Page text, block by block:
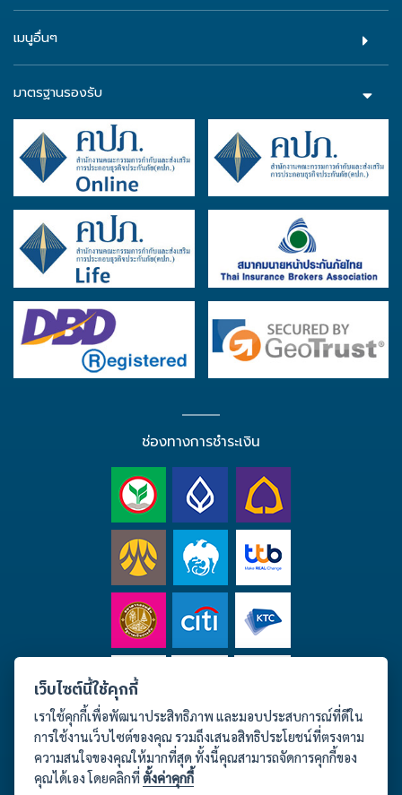
เมนูอื่นๆ
มาตรฐานรองรับ
ช่องทางการชำระเงิน
เว็บไซต์นี้ใช้คุกกี้
เราใช้คุกกี้เพื่อพัฒนาประสิทธิภาพ และมอบประสบการณ์ที่ดีใน
การใช้งานเว็บไซต์ของคุณ รวมถึงเสนอสิทธิประโยชน์ที่ตรงตาม
ความสนใจของคุณให้มากที่สุด ทั้งนี้คุณสามารถจัดการคุกกี้ของ
คุณได้เอง โดยคลิกที่ตั้งค่าคุกกี้